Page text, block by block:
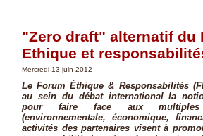
"Zero draft" alternatif du
Ethique et
Mercredi 13 juin 2012
Le Forum Éthique & Responsabilités
au sein du débat international la
pour faire face aux multiples
(environnementale, économique,
activités des partenaires visent à